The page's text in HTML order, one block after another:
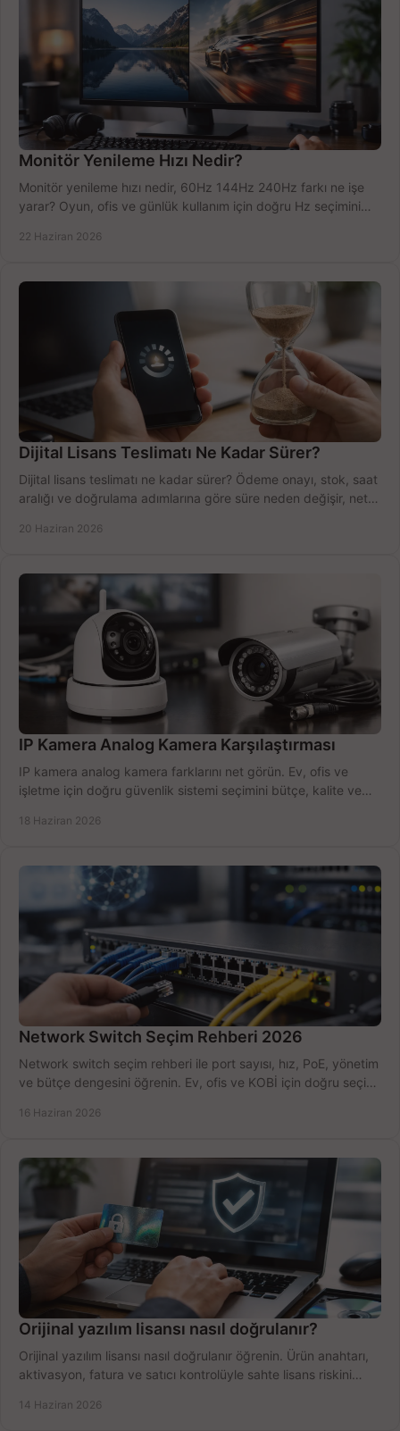
Monitör Yenileme Hızı Nedir?
Monitör yenileme hızı nedir, 60Hz 144Hz 240Hz farkı ne işe
yarar? Oyun, ofis ve günlük kullanım için doğru Hz seçimini
22 Haziran 2026
Dijital Lisans Teslimatı Ne Kadar Sürer?
Dijital lisans teslimatı ne kadar sürer? Ödeme onayı, stok, saat
aralığı ve doğrulama adımlarına göre süre neden değişir, net
20 Haziran 2026
IP Kamera Analog Kamera Karşılaştırması
IP kamera analog kamera farklarını net görün. Ev, ofis ve
işletme için doğru güvenlik sistemi seçimini bütçe, kalite ve
18 Haziran 2026
Network Switch Seçim Rehberi 2026
Network switch seçim rehberi ile port sayısı, hız, PoE, yönetim
ve bütçe dengesini öğrenin. Ev, ofis ve KOBİ için doğru seçimi
16 Haziran 2026
Orijinal yazılım lisansı nasıl doğrulanır?
Orijinal yazılım lisansı nasıl doğrulanır öğrenin. Ürün anahtarı,
aktivasyon, fatura ve satıcı kontrolüyle sahte lisans riskini
14 Haziran 2026